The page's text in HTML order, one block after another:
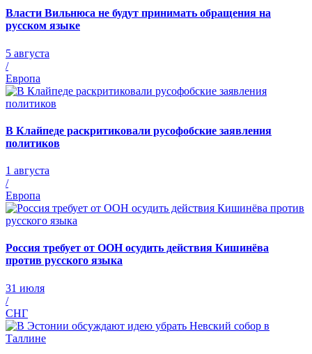
Власти Вильнюса не будут принимать обращения на
русском языке
5 августа
/
Европа
В Клайпеде раскритиковали русофобские заявления
политиков
1 августа
/
Европа
Россия требует от ООН осудить действия Кишинёва
против русского языка
31 июля
/
СНГ